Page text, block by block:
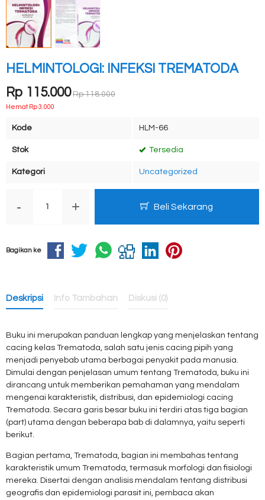
HELMINTOLOGI: INFEKSI TREMATODA
Rp 115.000 Rp 118.000
Hemat Rp 3.000
Kode HLM-66
Stok Tersedia
Kategori Uncategorized
- + Beli Sekarang
Bagikan ke
Deskripsi Info Tambahan Diskusi (0)
Buku ini merupakan panduan lengkap yang menjelaskan tentang
cacing kelas Trematoda, salah satu jenis cacing pipih yang
menjadi penyebab utama berbagai penyakit pada manusia.
Dimulai dengan penjelasan umum tentang Trematoda, buku ini
dirancang untuk memberikan pemahaman yang mendalam
mengenai karakteristik, distribusi, dan epidemiologi cacing
Trematoda. Secara garis besar buku ini terdiri atas tiga bagian
(part) utama dengan beberapa bab di dalamnya, yaitu seperti
berikut.
Bagian pertama, Trematoda, bagian ini membahas tentang
karakteristik umum Trematoda, termasuk morfologi dan fisiologi
mereka. Disertai dengan analisis mendalam tentang distribusi
geografis dan epidemiologi parasit ini, pembaca akan